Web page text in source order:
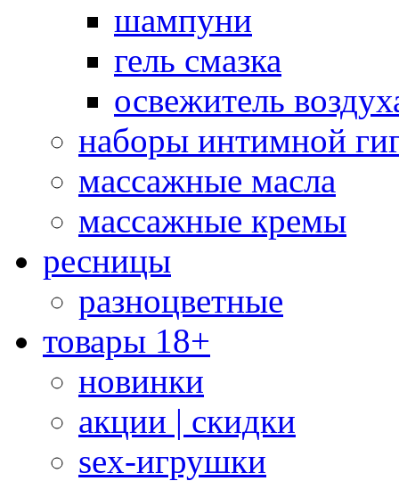
шампуни
гель смазка
освежитель
наборы интимной
массажные масла
массажные кремы
ресницы
разноцветные
товары 18+
новинки
акции | скидки
sex-игрушки